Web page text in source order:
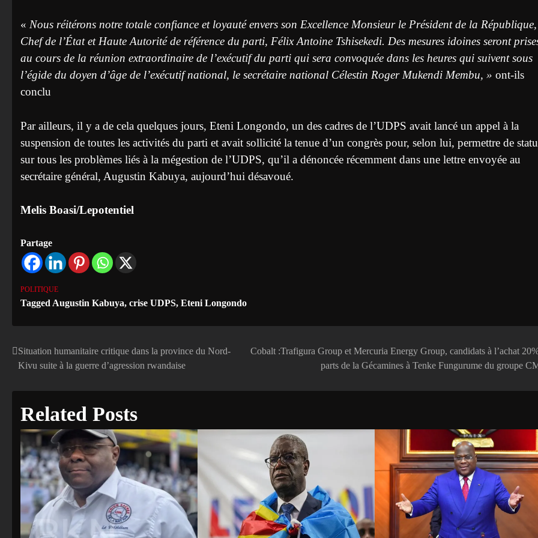
« Nous réitérons notre totale confiance et loyauté envers son Excellence Monsieur le Président de la République,
Chef de l’État et Haute Autorité de référence du parti, Félix Antoine Tshisekedi. Des mesures idoines seront
au cours de la réunion extraordinaire de l’exécutif du parti qui sera convoquée dans les heures qui suivent sous
l’égide du doyen d’âge de l’exécutif national, le secrétaire national Célestin Roger Mukendi Membu, » ont-ils
conclu
Par ailleurs, il y a de cela quelques jours, Eteni Longondo, un des cadres de l’UDPS avait lancé un appel à la
suspension de toutes les activités du parti et avait sollicité la tenue d’un congrès pour, selon lui, permettre de
sur tous les problèmes liés à la mégestion de l’UDPS, qu’il a dénoncée récemment dans une lettre envoyée au
secrétaire général, Augustin Kabuya, aujourd’hui désavoué.
Melis Boasi/Lepotentiel
Partage
POLITIQUE
TaggedAugustin Kabuya, crise UDPS, Eteni Longondo
Navigation
Situation humanitaire critique dans la province du Nord-
Kivu suite à la guerre d’agression rwandaise
Cobalt :Trafigura Group et Mercuria Energy Group, candidats à l’achat
parts de la Gécamines à Tenke Fungurume du groupe
Related Posts